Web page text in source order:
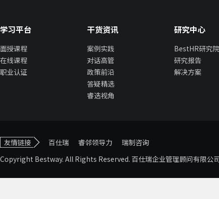
学习平台
面授课程
在线课程
职业认证
干货资讯
案例实践
对话高管
政策前沿
答疑精选
睿选视角
研究中心
BestHR研究院
研究报告
解决方案
友情链接 百仕瑞 睿邻领导力
瑞制咨询
Copyright Bestway. All Rights Reserved. 百仕瑞企业管理顾问有限公